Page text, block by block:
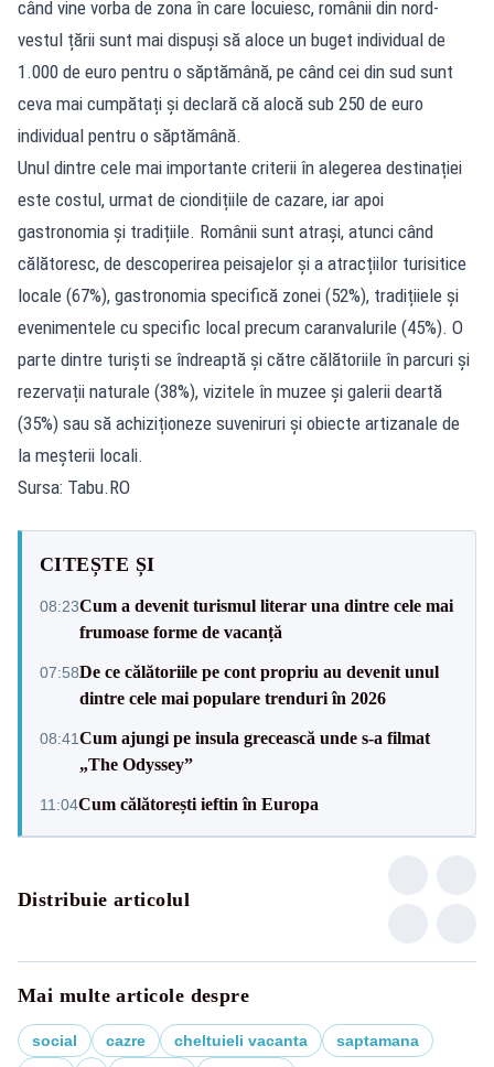
când vine vorba de zona în care locuiesc, românii din nord-
vestul țării sunt mai dispuși să aloce un buget individual de
1.000 de euro pentru o săptămână, pe când cei din sud sunt
ceva mai cumpătați și declară că alocă sub 250 de euro
individual pentru o săptămână.
Unul dintre cele mai importante criterii în alegerea destinației
este costul, urmat de ciondițiile de cazare, iar apoi
gastronomia și tradițiile. Românii sunt atrași, atunci când
călătoresc, de descoperirea peisajelor și a atracțiilor turisitice
locale (67%), gastronomia specifică zonei (52%), tradițiiele și
evenimentele cu specific local precum caranvalurile (45%). O
parte dintre turiști se îndreaptă și către călătoriile în parcuri și
rezervații naturale (38%), vizitele în muzee și galerii deartă
(35%) sau să achiziționeze suveniruri și obiecte artizanale de
la meșterii locali.
Sursa: Tabu.RO
CITEȘTE ȘI
08:23Cum a devenit turismul literar una dintre cele mai
frumoase forme de vacanță
07:58De ce călătoriile pe cont propriu au devenit unul
dintre cele mai populare trenduri în 2026
08:41Cum ajungi pe insula grecească unde s-a filmat
„The Odyssey”
11:04Cum călătorești ieftin în Europa
Distribuie articolul
Mai multe articole despre
social cazre cheltuieli vacanta
saptamana